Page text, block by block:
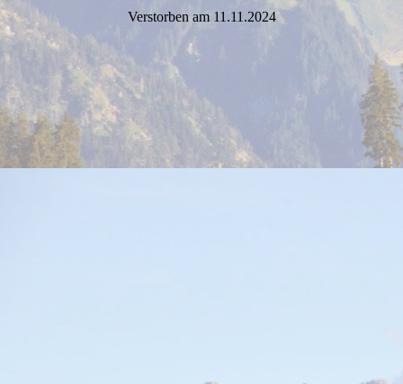
Verstorben am 11.11.2024